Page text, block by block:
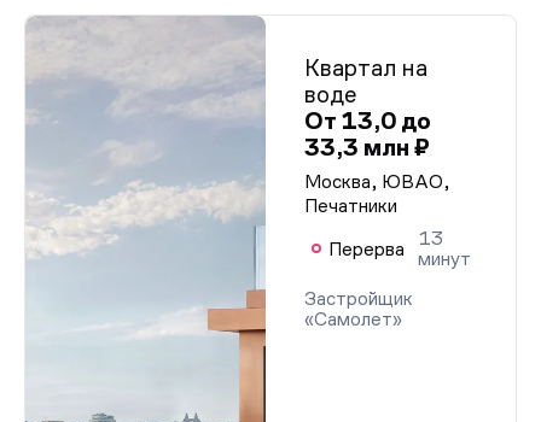
Квартал на
воде
От 13,0 до
33,3 млн ₽
Москва, ЮВАО,
Печатники
Перерва
13
минут
Застройщик
«Самолет»